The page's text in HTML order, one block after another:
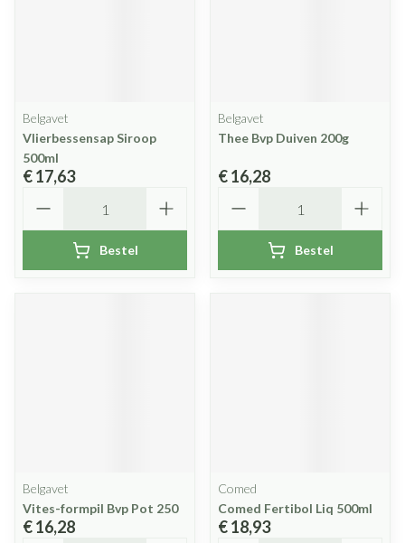
Belgavet
Vlierbessensap Siroop
500ml
€ 17,63
Bestel
Belgavet
Thee Bvp Duiven 200g
€ 16,28
Bestel
Belgavet
Vites-formpil Bvp Pot 250
€ 16,28
Comed
Comed Fertibol Liq 500ml
€ 18,93